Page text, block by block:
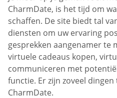
CharmDate, is het tijd om
schaffen. De site biedt tal
diensten om uw ervaring
gesprekken aangenamer te
virtuele cadeaus kopen,
communiceren met
functie. Er zijn zoveel
CharmDate.